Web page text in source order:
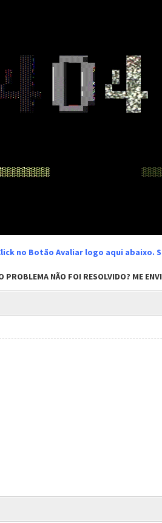
no Botão Avaliar logo aqui abaixo.
PROBLEMA NÃO FOI RESOLVIDO? ME